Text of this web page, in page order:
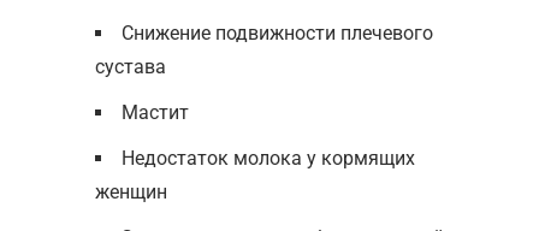
Снижение подвижности плечевого
сустава
Мастит
Недостаток молока у кормящих
женщин